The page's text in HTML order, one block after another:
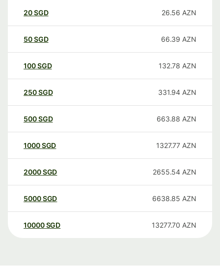
20SGD 26.56 AZN
50SGD 66.39 AZN
100SGD 132.78 AZN
250SGD 331.94 AZN
500SGD 663.88 AZN
1000SGD 1327.77 AZN
2000SGD 2655.54 AZN
5000SGD 6638.85 AZN
10000 SGD 13277.70 AZN